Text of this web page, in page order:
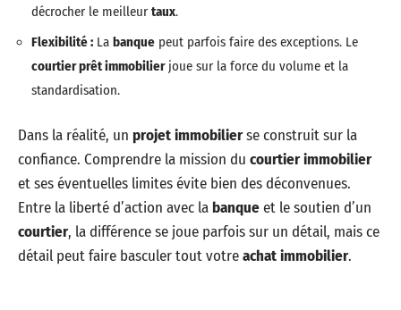
décrocher le meilleur taux.
Flexibilité : La banque peut parfois faire des exceptions. Le
courtier prêt immobilierjoue sur la force du volume et la
standardisation.
Dans la réalité, un projet immobilierse construit sur la
confiance. Comprendre la mission du courtier immobilier
et ses éventuelles limites évite bien des déconvenues.
Entre la liberté d’action avec labanqueet le soutien d’un
courtier, la différence se joue parfois sur un détail, mais ce
détail peut faire basculer tout votreachat immobilier.